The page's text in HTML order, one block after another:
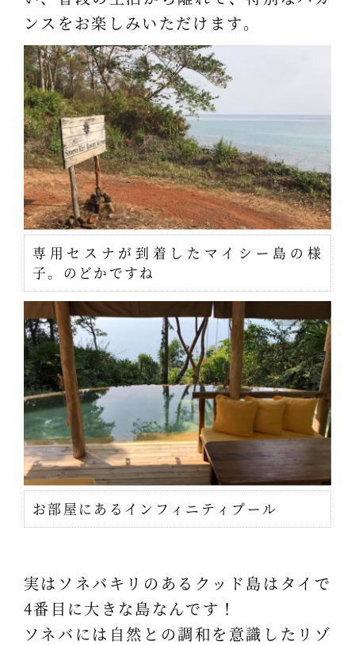
ンスをお楽しみいただけます。
専用セスナが到着したマイシー島の様
子。のどかですね
お部屋にあるインフィニティプール
実はソネバキリのあるクッド島はタイで
4番目に大きな島なんです！
ソネバには自然との調和を意識したリゾ